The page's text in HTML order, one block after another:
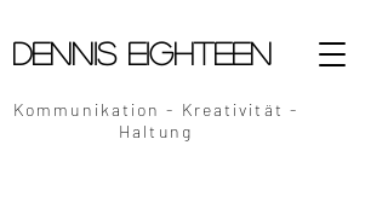
Dennis Eighteen
Kommunikation - Kreativität -
Haltung